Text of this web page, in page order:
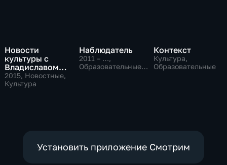
Новости
культуры с
Владиславом
Флярковским
2015, Новостные,
Культура
Наблюдатель
2011 – …,
Образовательные,
Контекст
Культура,
Образовательные
Установить приложение Смотрим